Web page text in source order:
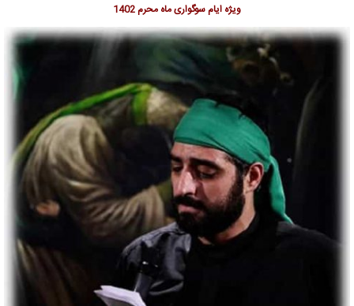
ویژه ایام سوگواری ماه محرم 1402